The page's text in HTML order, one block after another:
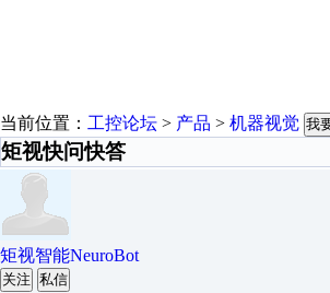
当前位置： 工控论坛 > 产品 > 机器视觉 我
矩视快问快答
矩视智能NeuroBot
关注 私信